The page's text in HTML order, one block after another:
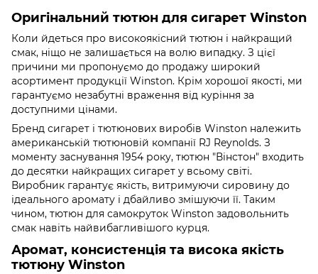
Оригінальний тютюн для сигарет Winston
Коли йдеться про високоякісний тютюн і найкращий
смак, ніщо не залишається на волю випадку. З цієї
причини ми пропонуємо до продажу широкий
асортимент продукції Winston. Крім хорошої якості, ми
гарантуємо незабутні враження від куріння за
доступними цінами.
Бренд сигарет і тютюнових виробів Winston належить
американській тютюновій компанії RJ Reynolds. З
моменту заснування 1954 року, тютюн "Вінстон" входить
до десятки найкращих сигарет у всьому світі.
Виробник гарантує якість, витримуючи сировину до
ідеального аромату і дбайливо змішуючи її. Таким
чином, тютюн для самокруток Winston задовольнить
смак навіть найвибагливішого курця.
Аромат, консистенція та висока якість
тютюну Winston